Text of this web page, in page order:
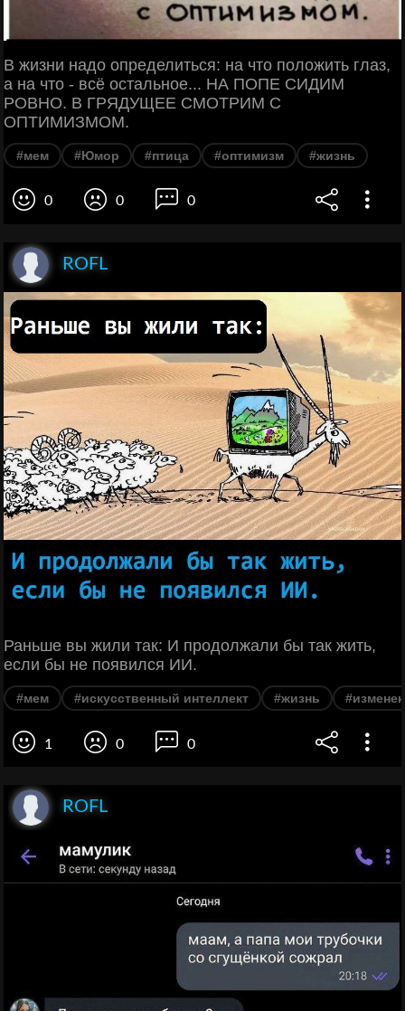
В жизни надо определиться: на что положить глаз,
а на что - всё остальное... НА ПОПЕ СИДИМ
РОВНО. В ГРЯДУЩЕЕ СМОТРИМ С
ОПТИМИЗМОМ.
#мем #Юмор #птица #оптимизм #жизнь
0 0 0
ROFL
Раньше вы жили так: И продолжали бы так жить,
если бы не появился ИИ.
#мем #искусственный интеллект #жизнь
1 0 0
ROFL